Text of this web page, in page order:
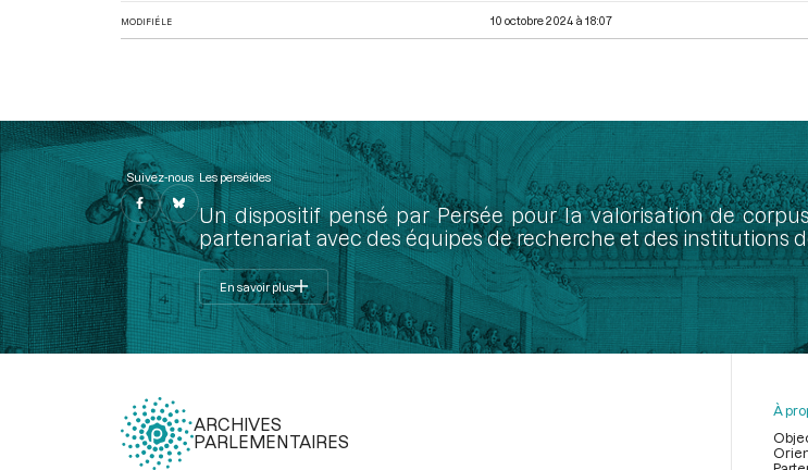
MODIFIÉ LE 10 octobre 2024 à 18:07
Suivez-nous Les perséides
Un dispositif pensé par Persée pour la valorisation de
partenariat avec des équipes de recherche et des institutions
En savoir plus
ARCHIVES
PARLEMENTAIRES
À